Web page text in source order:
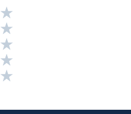
Valutazione